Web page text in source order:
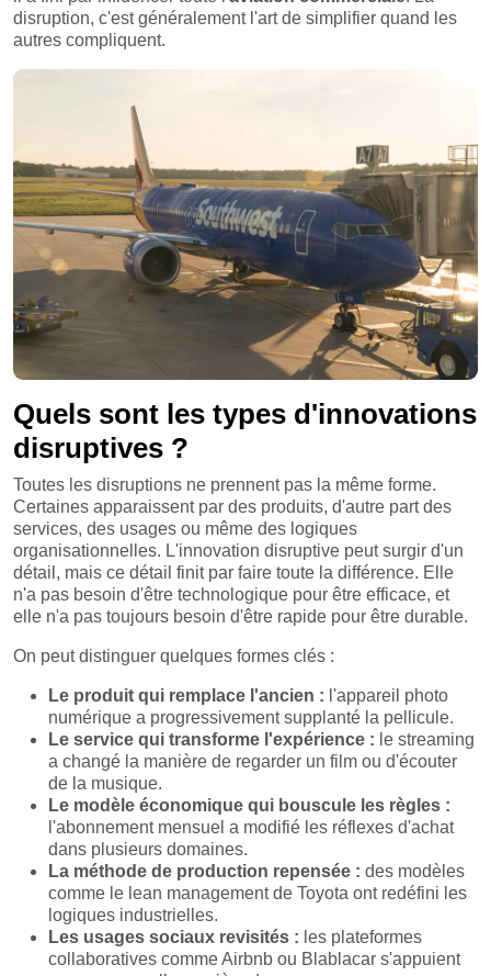
disruption, c'est généralement l'art de simplifier quand les
autres compliquent.
Quels sont les types d'innovations
disruptives ?
Toutes les disruptions ne prennent pas la même forme.
Certaines apparaissent par des produits, d'autre part des
services, des usages ou même des logiques
organisationnelles. L'innovation disruptive peut surgir d'un
détail, mais ce détail finit par faire toute la différence. Elle
n'a pas besoin d'être technologique pour être efficace, et
elle n'a pas toujours besoin d'être rapide pour être durable.
On peut distinguer quelques formes clés :
Le produit qui remplace l'ancien : l'appareil photo
numérique a progressivement supplanté la pellicule.
Le service qui transforme l'expérience : le streaming
a changé la manière de regarder un film ou d'écouter
de la musique.
Le modèle économique qui bouscule les règles :
l'abonnement mensuel a modifié les réflexes d'achat
dans plusieurs domaines.
La méthode de production repensée : des modèles
comme le lean management de Toyota ont redéfini les
logiques industrielles.
Les usages sociaux revisités : les plateformes
collaboratives comme Airbnb ou Blablacar s'appuient